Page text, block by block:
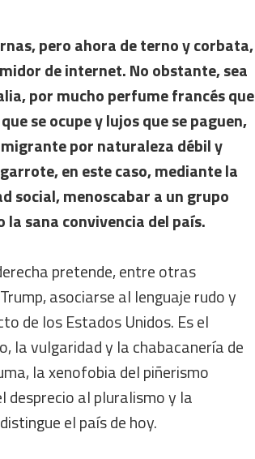
pero ahora de terno y corbata,
de internet. No obstante, sea
por mucho perfume francés que
se ocupe y lujos que se paguen,
por naturaleza débil y
en este caso, mediante la
social, menoscabar a un grupo
sana convivencia del país.
pretende, entre otras
asociarse al lenguaje rudo y
de los Estados Unidos. Es el
la vulgaridad y la chabacanería de
la xenofobia del piñerismo
desprecio al pluralismo y la
el país de hoy.